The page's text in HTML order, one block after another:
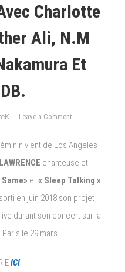
Charlotte
Ali, N.M
Et
Leave a Comment
Live**PARIS**
29/30/31
mars
avec
vient de Los Angeles
chanteuse et
et« Sleep Talking »
en juin 2018 son projet
durant son concert sur la
Paris le 29 mars.
ICI